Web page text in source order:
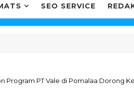
SEO SERVICE
Program PT Vale di Pomalaa Dorong